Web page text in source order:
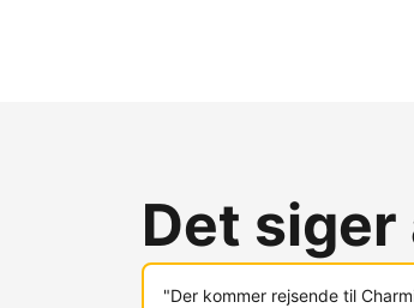
Det
"Der kommer rejsende til